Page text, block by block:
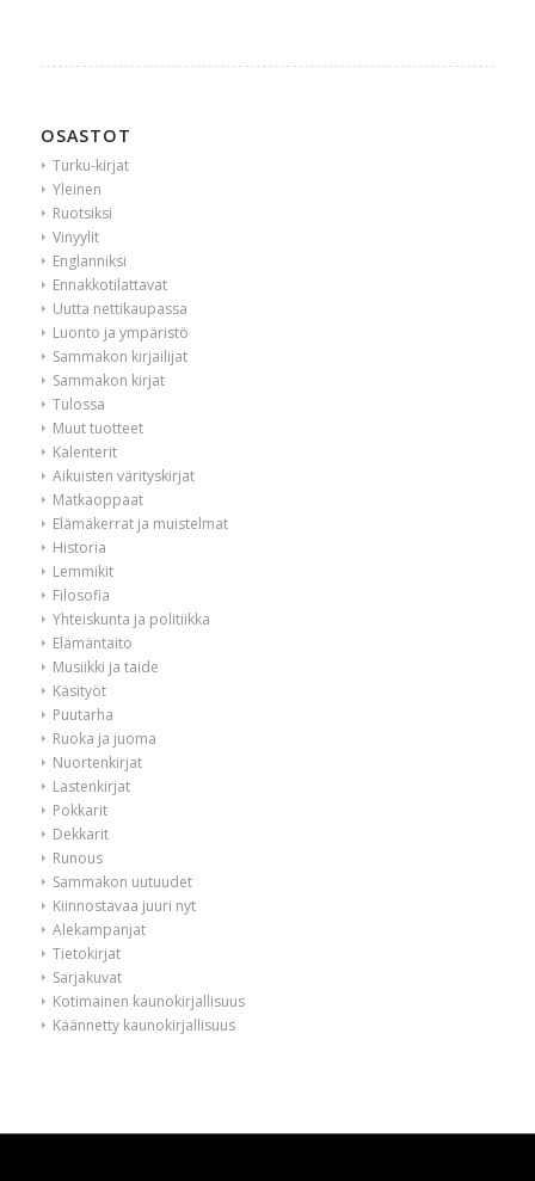
OSASTOT
Turku-kirjat
Yleinen
Ruotsiksi
Vinyylit
Englanniksi
Ennakkotilattavat
Uutta nettikaupassa
Luonto ja ympäristö
Sammakon kirjailijat
Sammakon kirjat
Tulossa
Muut tuotteet
Kalenterit
Aikuisten värityskirjat
Matkaoppaat
Elämäkerrat ja muistelmat
Historia
Lemmikit
Filosofia
Yhteiskunta ja politiikka
Elämäntaito
Musiikki ja taide
Käsityöt
Puutarha
Ruoka ja juoma
Nuortenkirjat
Lastenkirjat
Pokkarit
Dekkarit
Runous
Sammakon uutuudet
Kiinnostavaa juuri nyt
Alekampanjat
Tietokirjat
Sarjakuvat
Kotimainen kaunokirjallisuus
Käännetty kaunokirjallisuus